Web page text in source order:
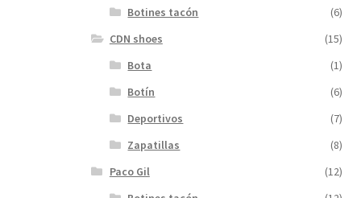
Botines tacón
(6)
CDN shoes
(15)
Bota
(1)
Botín
(6)
Deportivos
(7)
Zapatillas
(8)
Paco Gil
(12)